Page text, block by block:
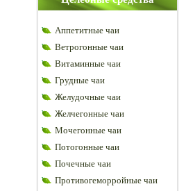
Аппетитные чаи
Ветрогонные чаи
Витаминные чаи
Грудные чаи
Желудочные чаи
Желчегонные чаи
Мочегонные чаи
Потогонные чаи
Почечные чаи
Противогеморройные чаи